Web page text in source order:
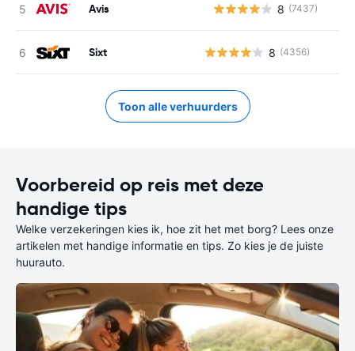
Avis 8 (7437)
Sixt 8 (4356)
Toon alle verhuurders
Voorbereid op reis met deze
handige tips
Welke verzekeringen kies ik, hoe zit het met borg? Lees onze
artikelen met handige informatie en tips. Zo kies je de juiste
huurauto.